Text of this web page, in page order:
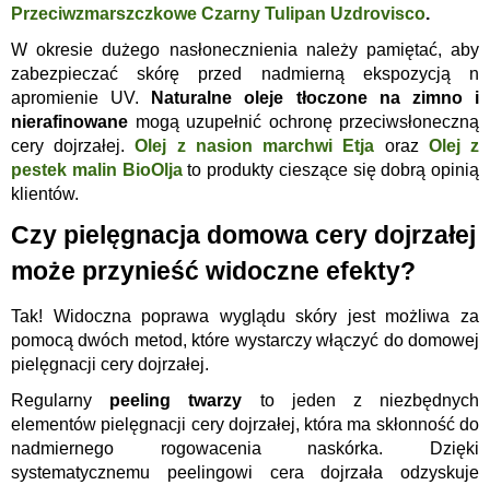
Przeciwzmarszczkowe Czarny Tulipan Uzdrovisco.
W okresie dużego nasłonecznienia należy pamiętać, aby
zabezpieczać skórę przed nadmierną ekspozycją n
apromienie UV.
Naturalne oleje tłoczone na zimno i
nierafinowane mogą uzupełnić ochronę przeciwsłoneczną
cery dojrzałej.Olej z nasion marchwi Etja oraz Olej z
pestek malin BioOljato produkty cieszące się dobrą opinią
klientów.
Czy pielęgnacja domowa cery dojrzałej
może przynieść widoczne efekty?
Tak! Widoczna poprawa wyglądu skóry jest możliwa za
pomocą dwóch metod, które wystarczy włączyć do domowej
pielęgnacji cery dojrzałej.
Regularny peeling twarzy to jeden z niezbędnych
elementów pielęgnacji cery dojrzałej, która ma skłonność do
nadmiernego rogowacenia naskórka. Dzięki
systematycznemu peelingowi cera dojrzała odzyskuje